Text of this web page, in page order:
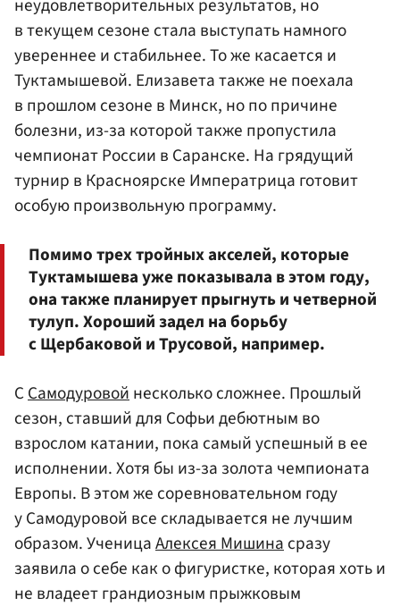
неудовлетворительных результатов, но
в текущем сезоне стала выступать намного
увереннее и стабильнее. То же касается и
Туктамышевой. Елизавета также не поехала
в прошлом сезоне в Минск, но по причине
болезни, из-за которой также пропустила
чемпионат России в Саранске. На грядущий
турнир в Красноярске Императрица готовит
особую произвольную программу.
Помимо трех тройных акселей, которые
Туктамышева уже показывала в этом году,
она также планирует прыгнуть и четверной
тулуп. Хороший задел на борьбу
с Щербаковой и Трусовой, например.
ССамодуровойнесколько сложнее. Прошлый
сезон, ставший для Софьи дебютным во
взрослом катании, пока самый успешный в ее
исполнении. Хотя бы из-за золота чемпионата
Европы. В этом же соревновательном году
у Самодуровой все складывается не лучшим
образом. УченицаАлексея Мишинасразу
заявила о себе как о фигуристке, которая хоть и
не владеет грандиозным прыжковым